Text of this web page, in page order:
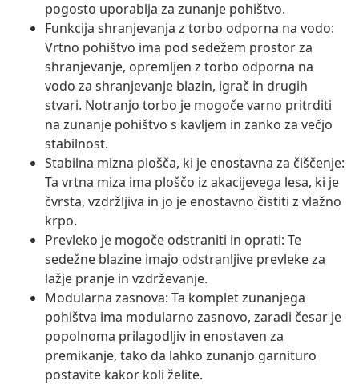
pogosto uporablja za zunanje pohištvo.
Funkcija shranjevanja z torbo odporna na vodo:
Vrtno pohištvo ima pod sedežem prostor za
shranjevanje, opremljen z torbo odporna na
vodo za shranjevanje blazin, igrač in drugih
stvari. Notranjo torbo je mogoče varno pritrditi
na zunanje pohištvo s kavljem in zanko za večjo
stabilnost.
Stabilna mizna plošča, ki je enostavna za čiščenje:
Ta vrtna miza ima ploščo iz akacijevega lesa, ki je
čvrsta, vzdržljiva in jo je enostavno čistiti z vlažno
krpo.
Prevleko je mogoče odstraniti in oprati: Te
sedežne blazine imajo odstranljive prevleke za
lažje pranje in vzdrževanje.
Modularna zasnova: Ta komplet zunanjega
pohištva ima modularno zasnovo, zaradi česar je
popolnoma prilagodljiv in enostaven za
premikanje, tako da lahko zunanjo garnituro
postavite kakor koli želite.